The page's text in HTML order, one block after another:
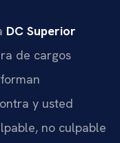
DC Superior
de cargos
y usted
no culpable